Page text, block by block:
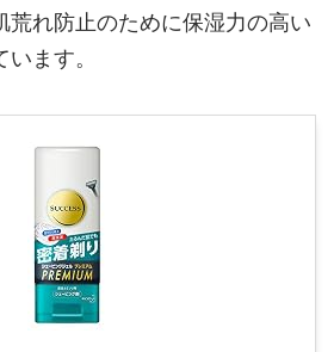
荒れ防止のために保湿力の高い
ます。